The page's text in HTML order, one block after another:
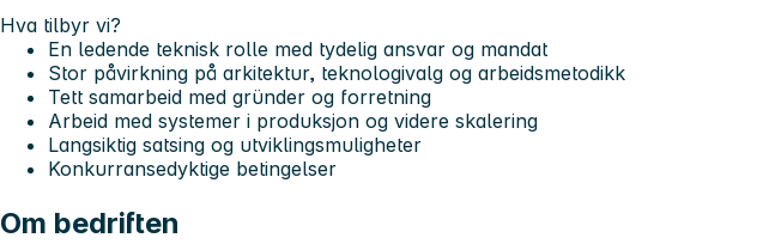
Hva tilbyr vi?
En ledende teknisk rolle med tydelig ansvar og mandat
Stor påvirkning på arkitektur, teknologivalg og arbeidsmetodikk
Tett samarbeid med gründer og forretning
Arbeid med systemer i produksjon og videre skalering
Langsiktig satsing og utviklingsmuligheter
Konkurransedyktige betingelser
Om bedriften